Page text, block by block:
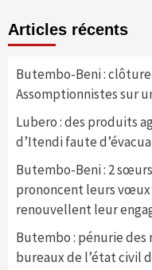
Articles récents
Butembo-Beni :
Assomptionnistes sur
Lubero : des produits
d’Itendi faute
Butembo-Beni : 2
prononcent leurs
renouvellent leur
Butembo : pénurie des
bureaux de l’état civil